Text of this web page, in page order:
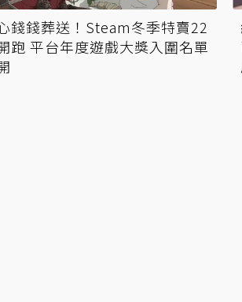
錢錢葬送！Steam冬季特賣22
跑 平台年度遊戲大獎入圍名單